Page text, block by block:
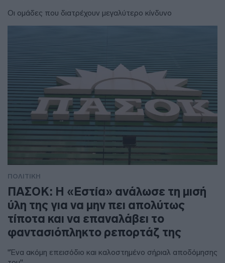
Οι ομάδες που διατρέχουν μεγαλύτερο κίνδυνο
ΠΟΛΙΤΙΚΗ
ΠΑΣΟΚ: Η «Εστία» ανάλωσε τη μισή
ύλη της για να μην πει απολύτως
τίποτα και να επαναλάβει το
φαντασιόπληκτο ρεπορτάζ της
"Ένα ακόμη επεισόδιο και καλοστημένο σήριαλ αποδόμησης